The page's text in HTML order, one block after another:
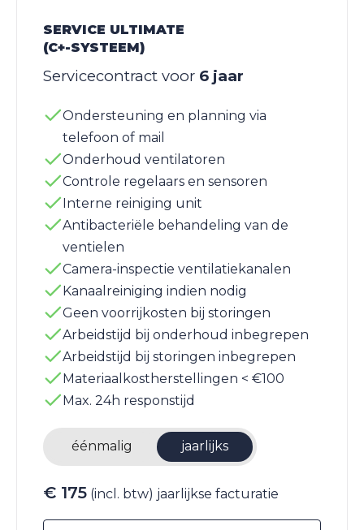
SERVICE ULTIMATE
(C+-SYSTEEM)
Servicecontract voor 6 jaar
Ondersteuning en planning via
telefoon of mail
Onderhoud ventilatoren
Controle regelaars en sensoren
Interne reiniging unit
Antibacteriële behandeling van de
ventielen
Camera-inspectie ventilatiekanalen
Kanaalreiniging indien nodig
Geen voorrijkosten bij storingen
Arbeidstijd bij onderhoud inbegrepen
Arbeidstijd bij storingen inbegrepen
Materiaalkostherstellingen < €100
Max. 24h responstijd
éénmalig jaarlijks
€ 175 (incl. btw) jaarlijkse facturatie